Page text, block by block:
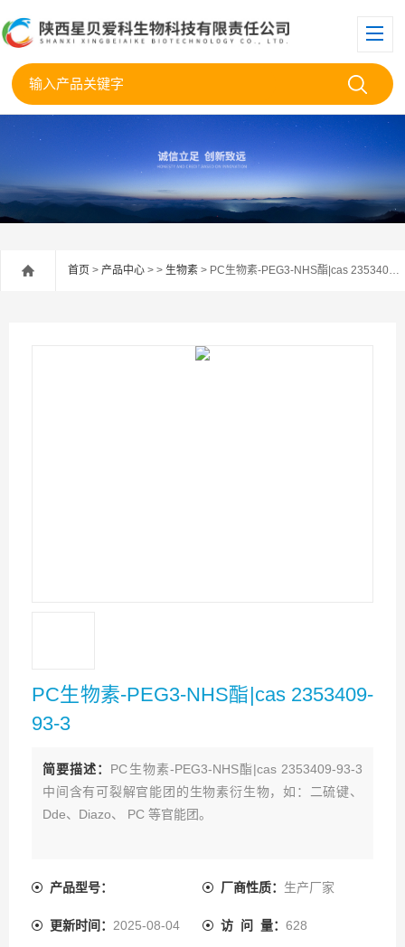
首页 > 产品中心 > > 生物素 > PC生物素-PEG3-NHS酯|cas 2353409-93-3
PC生物素-PEG3-NHS酯|cas 2353409-
93-3
简要描述： PC生物素-PEG3-NHS酯|cas 2353409-93-3
中间含有可裂解官能团的生物素衍生物，如：二硫键、
Dde、Diazo、 PC 等官能团。
产品型号： 厂商性质： 生产厂家
更新时间： 2025-08-04 访 问 量： 628